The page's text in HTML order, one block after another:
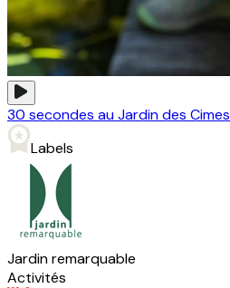
30 secondes au Jardin des Cimes
Labels
Jardin remarquable
Activités